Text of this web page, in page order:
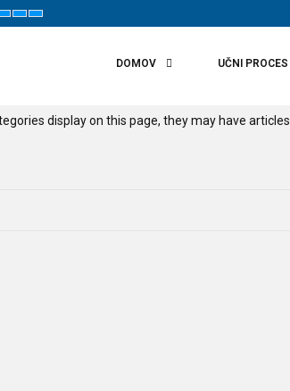
Set
Smaller
Set
Default
Set
Larger
DOMOV UČNI PROCES
display on this page, they may have articles.